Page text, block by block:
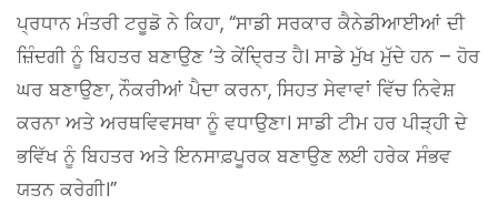
ਪ੍ਰਧਾਨ ਮੰਤਰੀ ਟਰੂਡੋ ਨੇ ਕਿਹਾ, “ਸਾਡੀ ਸਰਕਾਰ ਕੈਨੇਡੀਆਈਆਂ ਦੀ
ਜ਼ਿੰਦਗੀ ਨੂੰ ਬਿਹਤਰ ਬਣਾਉਣ ‘ਤੇ ਕੇਂਦ੍ਰਿਤ ਹੈ। ਸਾਡੇ ਮੁੱਖ ਮੁੱਦੇ ਹਨ – ਹੋਰ
ਘਰ ਬਣਾਉਣਾ, ਨੌਕਰੀਆਂ ਪੈਦਾ ਕਰਨਾ, ਸਿਹਤ ਸੇਵਾਵਾਂ ਵਿੱਚ ਨਿਵੇਸ਼
ਕਰਨਾ ਅਤੇ ਅਰਥਵਿਵਸਥਾ ਨੂੰ ਵਧਾਉਣਾ। ਸਾਡੀ ਟੀਮ ਹਰ ਪੀੜ੍ਹੀ ਦੇ
ਭਵਿੱਖ ਨੂੰ ਬਿਹਤਰ ਅਤੇ ਇਨਸਾਫ਼ਪੂਰਕ ਬਣਾਉਣ ਲਈ ਹਰੇਕ ਸੰਭਵ
ਯਤਨ ਕਰੇਗੀ।”